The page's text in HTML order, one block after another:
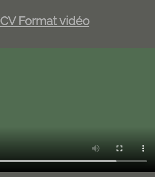
CV Format vidéo